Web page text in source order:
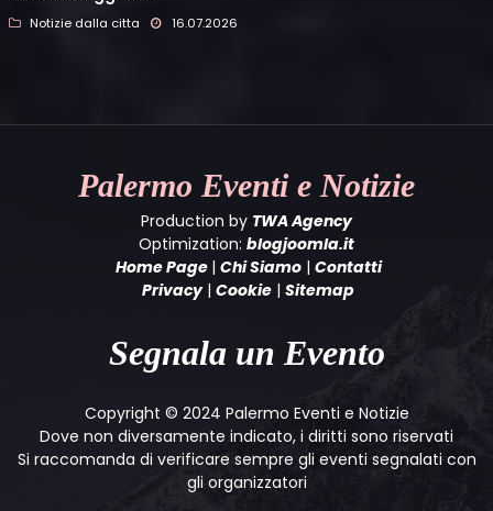
Notizie dalla citta 16.07.2026
Palermo Eventi e Notizie
Production by TWA Agency
Optimization: blogjoomla.it
Home Page | Chi Siamo| Contatti
Privacy| Cookie | Sitemap
Segnala un Evento
Copyright © 2024 Palermo Eventi e Notizie
Dove non diversamente indicato, i diritti sono riservati
Si raccomanda di verificare sempre gli eventi segnalati con
gli organizzatori